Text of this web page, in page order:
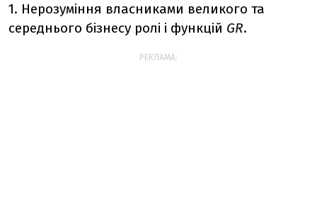
1. Нерозуміння власниками великого та
середнього бізнесу ролі і функцій GR.
РЕКЛАМА: